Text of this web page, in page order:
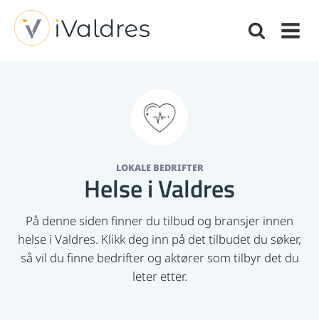
LOKALE BEDRIFTER
Helse i Valdres
På denne siden finner du tilbud og bransjer innen
helse i Valdres. Klikk deg inn på det tilbudet du søker,
så vil du finne bedrifter og aktører som tilbyr det du
leter etter.